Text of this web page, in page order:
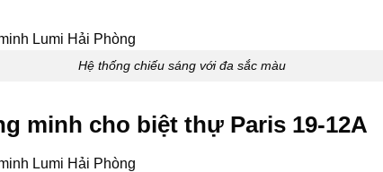
Hệ thống chiếu sáng với đa sắc màu
minh cho biệt thự Paris 19-12A